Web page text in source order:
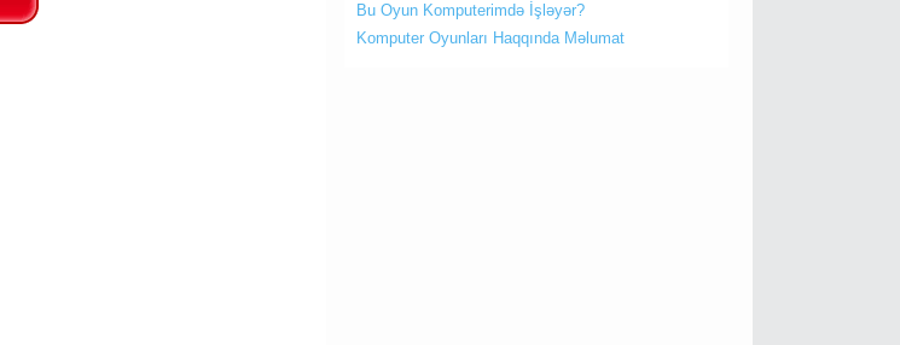
Bu Oyun Komputerimdə İşləyər?
Komputer Oyunları Haqqında Məlumat